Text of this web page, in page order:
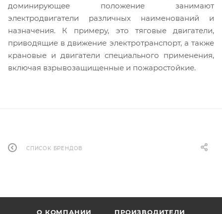
доминирующее положение занимают
электродвигатели различных наименований и
назначения. К примеру, это тяговые двигатели,
приводящие в движение электротранспорт, а также
крановые и двигатели специального применения,
включая взрывозащищенные и пожаростойкие.
СПИСОК БРЕНДОВ
О КОМПАНИИ ПРОИЗВОДИТЕЛИ